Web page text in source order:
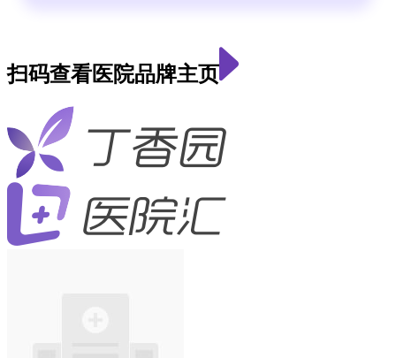
扫码查看医院品牌主页